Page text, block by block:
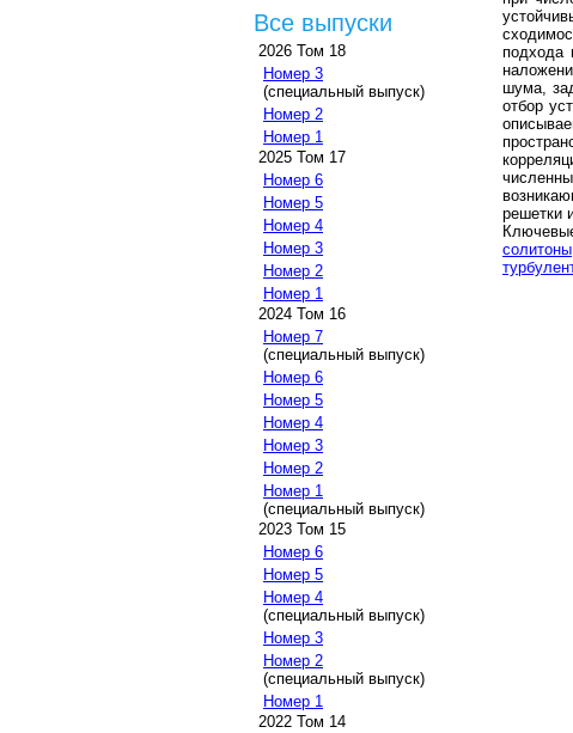
Все выпуски
2026 Том 18
Номер 3
(специальный выпуск)
Номер 2
Номер 1
2025 Том 17
Номер 6
Номер 5
Номер 4
Номер 3
Номер 2
Номер 1
2024 Том 16
Номер 7
(специальный выпуск)
Номер 6
Номер 5
Номер 4
Номер 3
Номер 2
Номер 1
(специальный выпуск)
2023 Том 15
Номер 6
Номер 5
Номер 4
(специальный выпуск)
Номер 3
Номер 2
(специальный выпуск)
Номер 1
2022 Том 14
подхода
шума,
отбор
решетки
солитоны